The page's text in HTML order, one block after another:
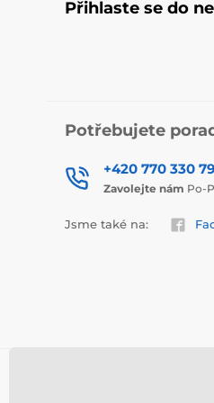
Přihlaste se do
Potřebujete
+420 770 330
Zavolejte nám Po-
Jsme také na: